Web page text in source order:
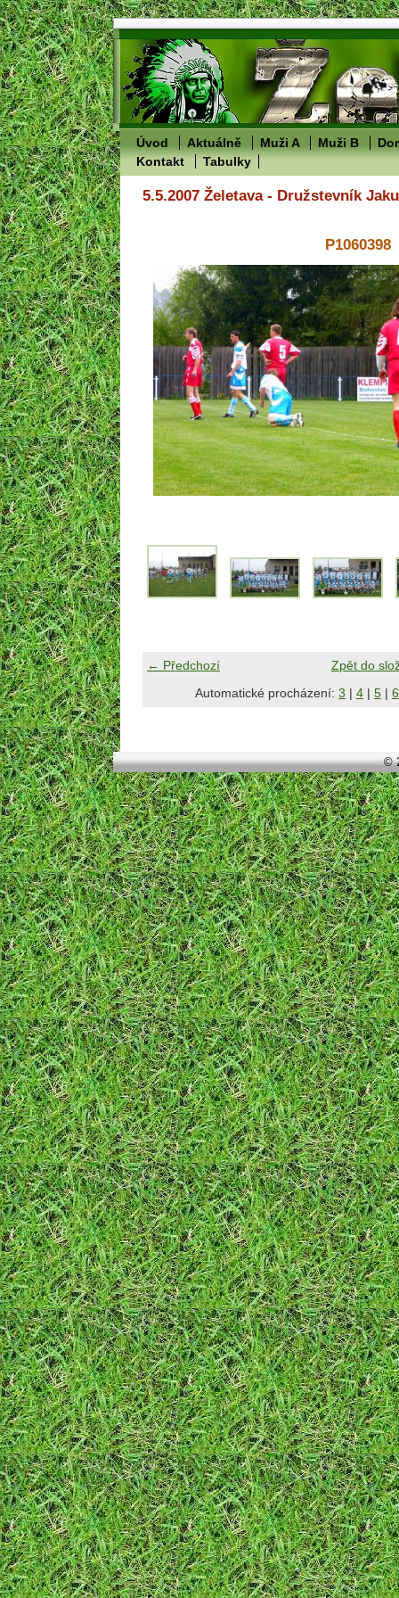
Úvod Aktuálně Muži A Muži B
Kontakt
Tabulky
5.5.2007 Želetava - Družstevník
P1060398
← Předchozí
Zpět do
Automatické procházení: 3 | 4 | 5 | 6
©